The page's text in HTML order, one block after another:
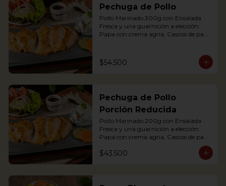
with rustic potatoes and fresh avocado
salad
Pechuga de Pollo
Pollo Marinado 300g con Ensalada
Fresca y una guarnición a elección:
Papa con crema agria, Cascos de papa
y arracacha.
with a fresh salad.
$54.500
Pechuga de Pollo
Porción Reducida
Pollo Marinado 200g con Ensalada
Fresca y una guarnición a elección:
Papa con crema agria, Cascos de papa
quesito, Palitos de Yuca, Puré de papa
y arracacha. (Foto Porción Completa)
$43.500